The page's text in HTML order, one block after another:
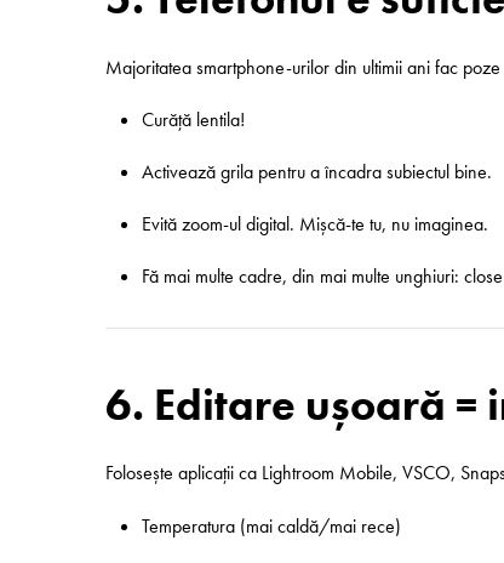
Majoritatea smartphone-urilor din ultimii ani fac
Curăță lentila!
Activează grila pentru a încadra subiectul bine.
Evită zoom-ul digital. Mișcă-te tu, nu imaginea.
Fă mai multe cadre, din mai multe unghiuri:
6. Editare ușoară =
Folosește aplicații ca Lightroom Mobile, VSCO,
Temperatura (mai caldă/mai rece)